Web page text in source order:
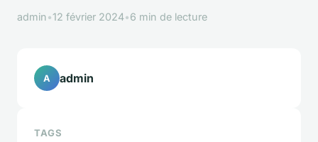
admin•12 février 2024•6 min de lecture
A admin
TAGS